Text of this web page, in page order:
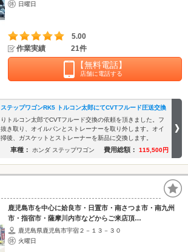
日曜日
5.00
作業実績
21件
【無料電話】
店舗に電話する
テップワゴンRK5 トルコン太郎にてCVTフルード圧送交換
トルコン太郎でCVTフルード交換の依頼を頂きました。フ
き取り、オイルパンとストレーナーを取り外します。オイ
後、ガスケットとストレーナーを新品に交換します。
車種： ホンダ ステップワゴン 費用総額： 115,500円
鹿児島市を中心に姶良市・日置市・南さつま市・南九州
市・指宿市・薩摩川内市などからご来店頂…
鹿児島県鹿児島市宇宿２－１３－３０
火曜日